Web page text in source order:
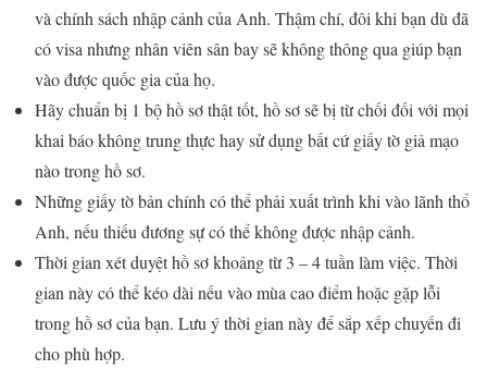
và chính sách nhập cảnh của Anh. Thậm chí, đôi khi bạn dù đã
có visa nhưng nhân viên sân bay sẽ không thông qua giúp bạn
vào được quốc gia của họ.
Hãy chuẩn bị 1 bộ hồ sơ thật tốt, hồ sơ sẽ bị từ chối đối với mọi
khai báo không trung thực hay sử dụng bất cứ giấy tờ giả mạo
nào trong hồ sơ.
Những giấy tờ bản chính có thể phải xuất trình khi vào lãnh thổ
Anh, nếu thiếu đương sự có thể không được nhập cảnh.
Thời gian xét duyệt hồ sơ khoảng từ 3 – 4 tuần làm việc. Thời
gian này có thể kéo dài nếu vào mùa cao điểm hoặc gặp lỗi
trong hồ sơ của bạn. Lưu ý thời gian này để sắp xếp chuyến đi
cho phù hợp.